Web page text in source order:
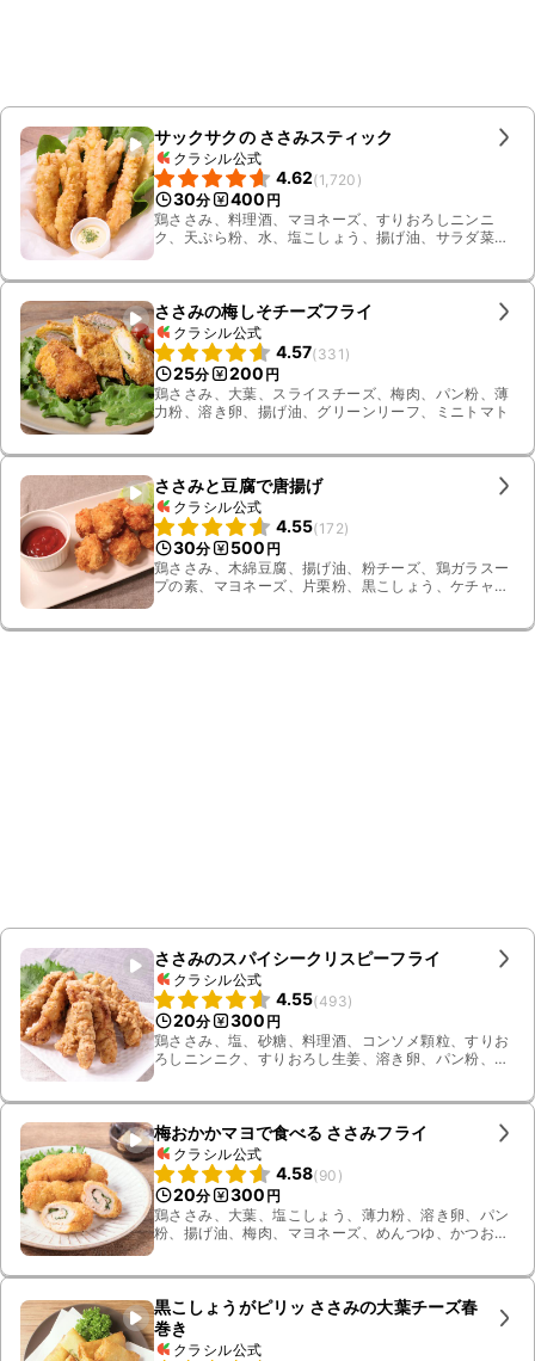
サックサクの ささみスティック
クラシル公式
4.62(1,720 )
30分 400 円
鶏ささみ、料理酒、マヨネーズ、すりおろしニンニ
ク、天ぷら粉、水、塩こしょう、揚げ油、サラダ菜、
ささみの梅しそチーズフライ
クラシル公式
4.57(331 )
25分 200 円
鶏ささみ、大葉、スライスチーズ、梅肉、パン粉、薄
力粉、溶き卵、揚げ油、グリーンリーフ、ミニトマト
ささみと豆腐で唐揚げ
クラシル公式
4.55(172)
30分 500 円
鶏ささみ、木綿豆腐、揚げ油、粉チーズ、鶏ガラスー
プの素、マヨネーズ、片栗粉、黒こしょう、ケチャッ
ささみのスパイシークリスピーフライ
クラシル公式
4.55(493)
20分 300 円
鶏ささみ、塩、砂糖、料理酒、コンソメ顆粒、すりお
ろしニンニク、すりおろし生姜、溶き卵、パン粉、薄
梅おかかマヨで食べる ささみフライ
クラシル公式
4.58(90 )
20分 300 円
鶏ささみ、大葉、塩こしょう、薄力粉、溶き卵、パン
粉、揚げ油、梅肉、マヨネーズ、めんつゆ、かつお
黒こしょうがピリッ ささみの大葉チーズ春
巻き
クラシル公式